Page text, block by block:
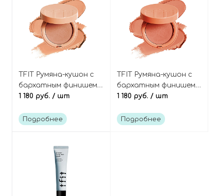
TFIT Румяна-кушон с
бархатным финишем,
оттенок N01 Cozy
Cushion Blush
1 180 руб. / шт
Подробнее
TFIT Румяна-кушон с
бархатным финишем,
оттенок O01 Coral
Cushion Blush
1 180 руб. / шт
Подробнее